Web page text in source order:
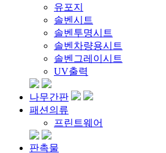
유포지
솔벤시트
솔벤투명시트
솔벤차량용시트
솔벤그레이시트
UV출력
나무간판
패션의류
프린트웨어
판촉물